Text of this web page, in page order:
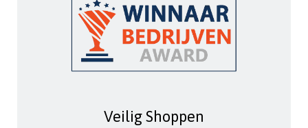
Veilig Shoppen